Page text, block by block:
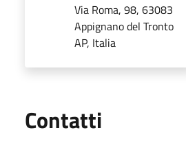
Via Roma, 98, 63083
Appignano del Tronto
AP, Italia
Contatti